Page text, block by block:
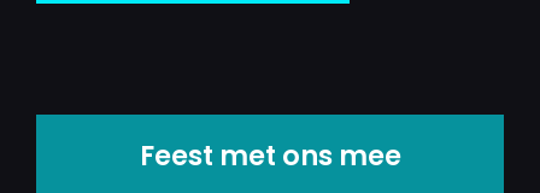
Feest met ons mee